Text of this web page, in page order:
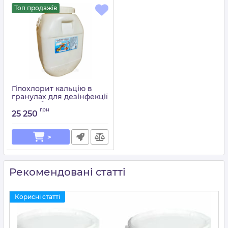
Топ продажів
Гіпохлорит кальцію в
гранулах для дезінфекції
води в басейні 50 кг
Артикул: 15049675
25 250 грн
>
Рекомендовані статті
Корисні статті